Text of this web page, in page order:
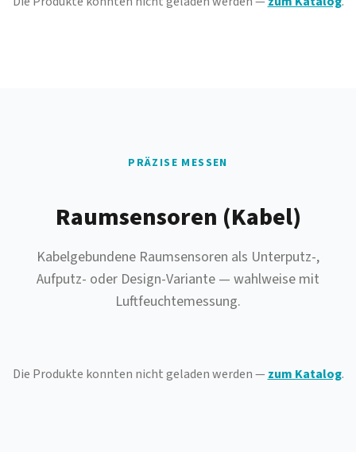
PRÄZISE MESSEN
Raumsensoren (Kabel)
Kabelgebundene Raumsensoren als Unterputz-,
Aufputz- oder Design-Variante — wahlweise mit
Luftfeuchtemessung.
Die Produkte konnten nicht geladen werden — zum Katalog.